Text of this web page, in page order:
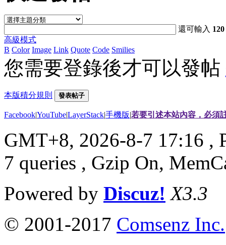
還可輸入 120
高級模式
B Color Image Link Quote Code Smilies
您需要登錄後才可以發帖
本版積分規則 發表帖子
Facebook|YouTube|LayerStack|手機版|若要引述本站內容，必須
GMT+8, 2026-8-7 17:16 ,
7 queries , Gzip On,
Powered by Discuz! X3.3
© 2001-2017 Comsenz Inc.